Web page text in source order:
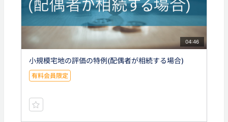
04:46
小規模宅地の評価の特例(配偶者が相続する場合)
有料会員限定